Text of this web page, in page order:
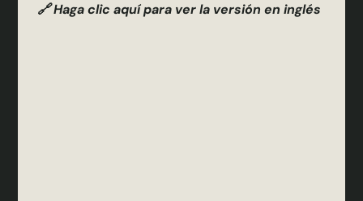
🔗 Haga clic aquí para ver la versión en inglés